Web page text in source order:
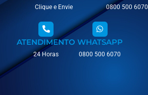
Clique e Envie 0800 500 6070
ATENDIMENTO
24 Horas
WHATSAPP
0800 500 6070